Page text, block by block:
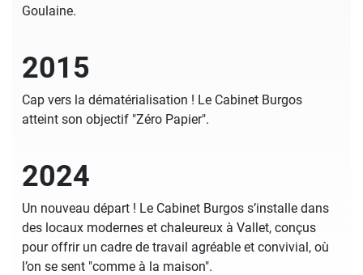
Goulaine.
2015
Cap vers la dématérialisation ! Le Cabinet Burgos
atteint son objectif "Zéro Papier".
2024
Un nouveau départ ! Le Cabinet Burgos s’installe dans
des locaux modernes et chaleureux à Vallet, conçus
pour offrir un cadre de travail agréable et convivial, où
l’on se sent "comme à la maison".